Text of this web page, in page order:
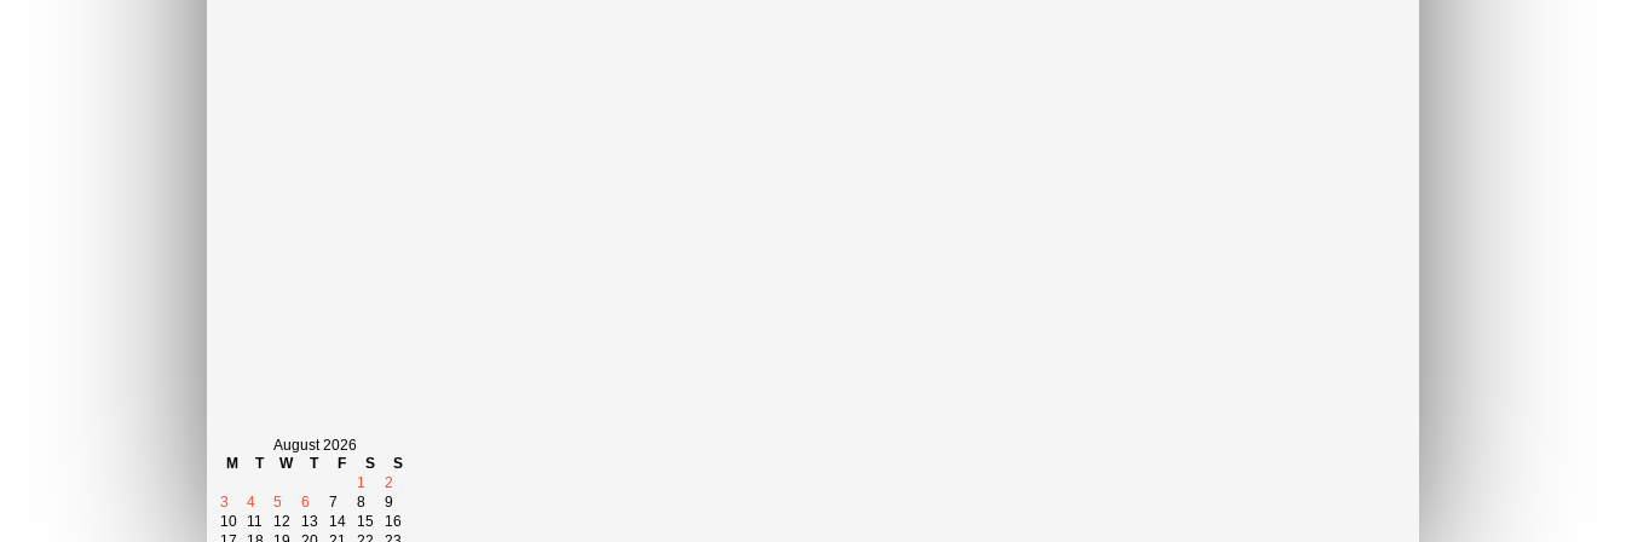
August 2026
M
T W T F S
S
1
2
3
4 5 6 7 8
9
10
11 12 13 14 15
16